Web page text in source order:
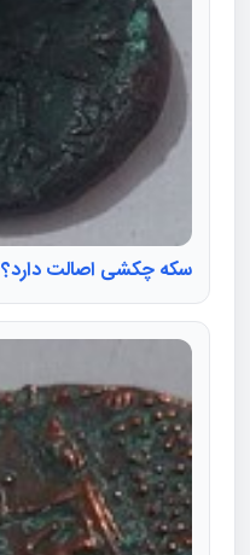
سکه چکشی اصالت دارد؟